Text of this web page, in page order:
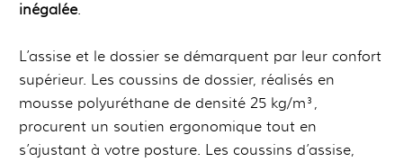
inégalée.
L’assise et le dossier se démarquent par leur confort
supérieur. Les coussins de dossier, réalisés en
mousse polyuréthane de densité 25 kg/m³,
procurent un soutien ergonomique tout en
s’ajustant à votre posture. Les coussins d’assise,